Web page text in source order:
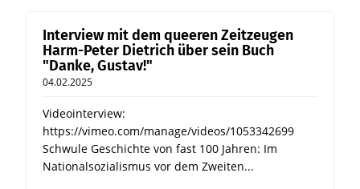
Interview mit dem queeren Zeitzeugen
Harm-Peter Dietrich über sein Buch
"Danke, Gustav!"
04.02.2025
Videointerview:
https://vimeo.com/manage/videos/1053342699
Schwule Geschichte von fast 100 Jahren: Im
Nationalsozialismus vor dem Zweiten...